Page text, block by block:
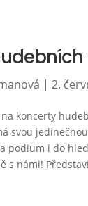
|2.
na koncerty
svou
podium i do
s námi!